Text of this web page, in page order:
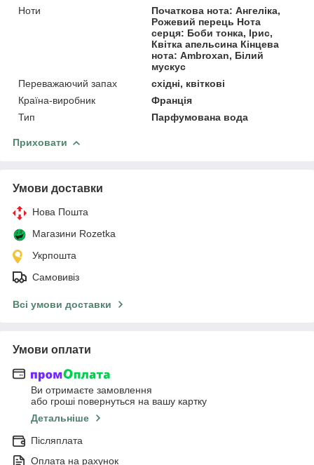
Ноти
Початкова нота: Ангеліка,
Рожевий перець Нота
серця: Боби тонка, Ірис,
Квітка апельсина Кінцева
нота: Ambroxan, Білий
мускус
Переважаючий запах
східні, квіткові
Країна-виробник
Франція
Тип
Парфумована вода
Приховати
Умови доставки
Нова Пошта
Магазини Rozetka
Укрпошта
Самовивіз
Всі умови доставки
Умови оплати
Ви отримаєте замовлення
або гроші повернуться на вашу картку
Детальніше
Післяплата
Оплата на рахунок